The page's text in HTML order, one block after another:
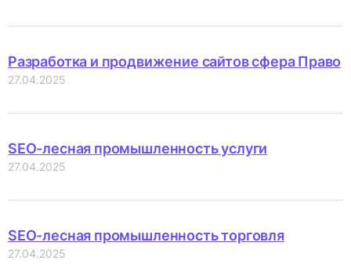
Разработка и продвижение сайтов сфера Право
27.04.2025
SEO-лесная промышленность услуги
27.04.2025
SEO-лесная промышленность торговля
27.04.2025